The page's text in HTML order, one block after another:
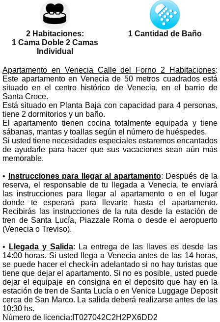
2 Habitaciones:
1 Cama Doble 2 Camas
Individual
1 Cantidad de Baño
Apartamento en Venecia Calle del Forno 2 Habitaciones:
Este apartamento en Venecia de 50 metros cuadrados está
situado en el centro histórico de Venecia, en el barrio de
Santa Croce.
Está situado en Planta Baja con capacidad para 4 personas,
tiene 2 dormitorios y un baño.
El apartamento tienen cocina totalmente equipada y tiene
sábanas, mantas y toallas según el número de huéspedes.
Si usted tiene necesidades especiales estaremos encantados
de ayudarle para hacer que sus vacaciones sean aún más
memorable.
• Instrucciones para llegar al apartamento: Después de la
reserva, el responsable de tu llegada a Venecia, te enviará
las instrucciones para llegar al apartamento o en el lugar
donde te esperará para llevarte hasta el apartamento.
Recibirás las instrucciones de la ruta desde la estación de
tren de Santa Lucía, Piazzale Roma o desde el aeropuerto
(Venecia o Treviso).
• Llegada y Salida: La entrega de las llaves es desde las
14:00 horas. Si usted llega a Venecia antes de las 14 horas,
se puede hacer el check-in adelantado si no hay turistas que
tiene que dejar el apartamento. Si no es posible, usted puede
dejar el equipaje en consigna en el deposito que hay en la
estación de tren de Santa Lucía o en Venice Luggage Deposit
cerca de San Marco. La salida deberá realizarse antes de las
10:30 hs.
Número de licencia:IT027042C2H2PX6DD2